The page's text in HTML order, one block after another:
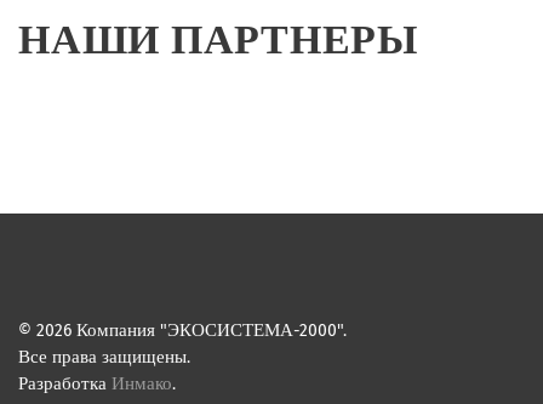
НАШИ ПАРТНЕРЫ
© 2026 Компания "ЭКОСИСТЕМА-2000".
Все права защищены.
Разработка Инмако.